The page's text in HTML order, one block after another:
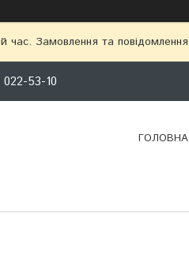
час. Замовлення та
53-10
ГОЛОВНА